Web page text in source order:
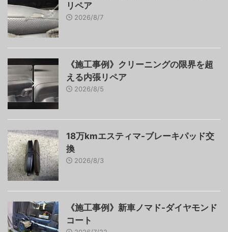
リペア
2026/8/7
《施工事例》クリーニングの限界を超
える内張リペア
2026/8/5
18万kmエスティマ-ブレーキパッド交
換
2026/8/3
《施工事例》新車ノマド-ダイヤモンド
コート